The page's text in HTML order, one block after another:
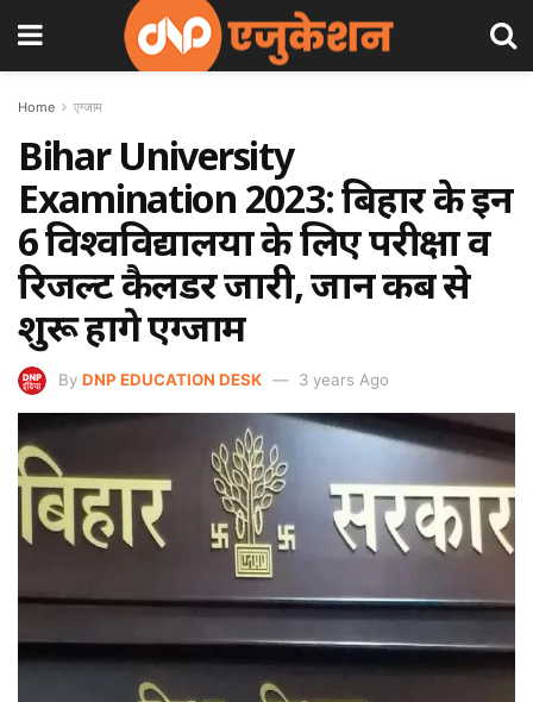
Home एग्जाम
Bihar University
Examination 2023: बिहार के इन
6 विश्वविद्यालयों के लिए परीक्षा व
रिजल्ट कैलेंडर जारी, जानें कब से
शुरू होंगे एग्जाम
By DNP EDUCATION DESK 3 years Ago